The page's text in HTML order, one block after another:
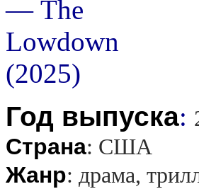
Год выпуска:
Страна: США
Жанр: драма,